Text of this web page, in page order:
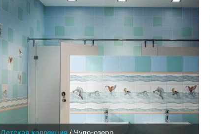
Детская коллекция / Чудо-озеро